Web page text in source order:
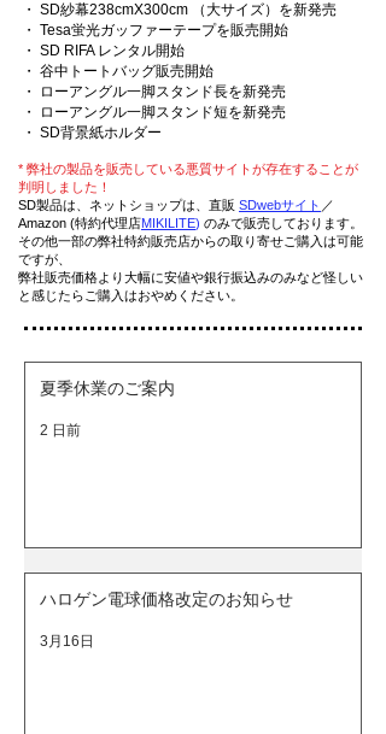
・ SD紗幕238cmX300cm （大サイズ）を新発売
・ Tesa蛍光ガッファーテープを販売開始
・ SD RIFA レンタル開始
・ 谷中トートバッグ販売開始
・
ローアングル一脚スタンド長を新発売
・
ローアングル一脚スタンド短を新発売
・ SD背景紙ホルダー
* 弊社の製品を販売している悪質サイトが存在することが
判明しました！
SD製品は、ネットショップは、直販 SDwebサイト ／
Amazon (特約代理店MIKILITE) のみで販売しております。
その他一部の弊社特約販売店からの取り寄せご購入は可能
ですが、
弊社販売価格より大幅に安値や銀行振込みのみなど怪しい
と感じたらご購入はおやめください。
夏季休業のご案内
2 日前
ハロゲン電球価格改定のお知らせ
3月16日